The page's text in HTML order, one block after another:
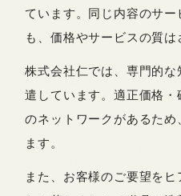
ています。同じ内容のサ
も、価格やサービスの質は
株式会社仁では、専門的
遣しています。適正価格
のネットワークがあるた
ます。
また、お客様のご要望を